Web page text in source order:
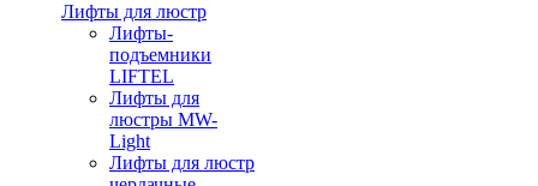
Лифты для люстр
Лифты-
подъемники
LIFTEL
Лифты для
люстры MW-
Light
Лифты для люстр